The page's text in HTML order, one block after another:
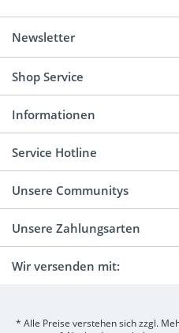
Newsletter
Shop Service
Informationen
Service Hotline
Unsere Communitys
Unsere Zahlungsarten
Wir versenden mit:
* Alle Preise verstehen sich zzgl.